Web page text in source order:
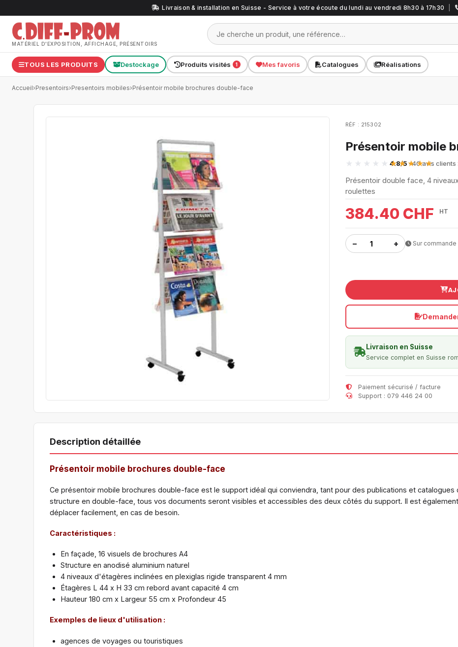
Livraison & installation en Suisse - Service à votre écoute du lundi au vendredi 8h30 à 17h30
MATÉRIEL D'EXPOSITION, AFFICHAGE, PRÉSENTOIRS
TOUS LES PRODUITS Destockage Produits visités 1 Mes favoris Catalogues Réalisations
Accueil›Presentoirs›Presentoirs mobiles›Présentoir mobile brochures double-face
RÉF : 215302
Présentoir mobile
4.8/5· 40 avis clients
Présentoir double face, 4
roulettes
384.40 CHF HT
− + Sur commande
Livraison en Suisse
Service complet en Suisse
Paiement sécurisé / facture
Support : 079 446 24 00
Description détaillée
Présentoir mobile brochures double-face
Ce présentoir mobile brochures double-face est le support idéal qui conviendra, tant pour des publications et catalogues
structure en double-face, tous vos documents seront visibles et accessibles des deux côtés du support. Il est
déplacer facilement, en cas de besoin.
Caractéristiques :
En façade, 16 visuels de brochures A4
Structure en anodisé aluminium naturel
4 niveaux d'étagères inclinées en plexiglas rigide transparent 4 mm
Étagères L 44 x H 33 cm rebord avant capacité 4 cm
Hauteur 180 cm x Largeur 55 cm x Profondeur 45
Exemples de lieux d'utilisation :
agences de voyages ou touristiques